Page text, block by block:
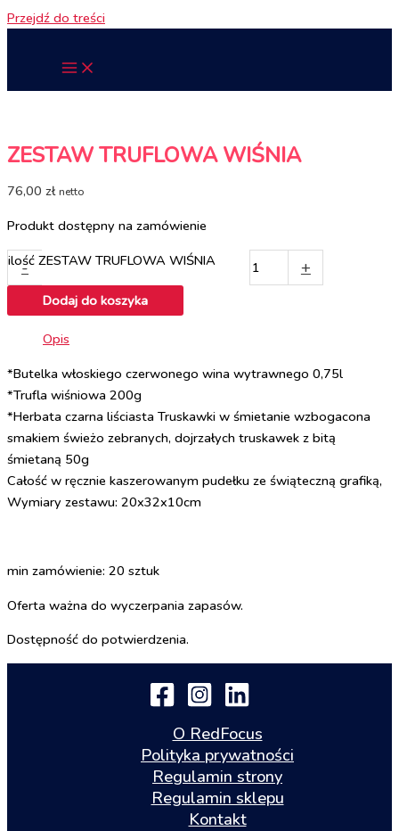
Przejdź do treści
ZESTAW TRUFLOWA WIŚNIA
76,00 zł netto
Produkt dostępny na zamówienie
-
ilość ZESTAW TRUFLOWA WIŚNIA +
Dodaj do koszyka
Opis
*Butelka włoskiego czerwonego wina wytrawnego 0,75l
*Trufla wiśniowa 200g
*Herbata czarna liściasta Truskawki w śmietanie wzbogacona
smakiem świeżo zebranych, dojrzałych truskawek z bitą
śmietaną 50g
Całość w ręcznie kaszerowanym pudełku ze świąteczną grafiką,
Wymiary zestawu: 20x32x10cm
min zamówienie: 20 sztuk
Oferta ważna do wyczerpania zapasów.
Dostępność do potwierdzenia.
O RedFocus
Polityka prywatności
Regulamin strony
Regulamin sklepu
Kontakt